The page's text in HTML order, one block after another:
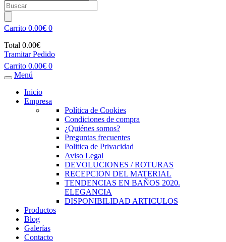
Carrito 0.00€ 0
Total 0.00€
Tramitar Pedido
Carrito 0.00€ 0
Menú
Inicio
Empresa
Política de Cookies
Condiciones de compra
¿Quiénes somos?
Preguntas frecuentes
Politica de Privacidad
Aviso Legal
DEVOLUCIONES / ROTURAS
RECEPCION DEL MATERIAL
TENDENCIAS EN BAÑOS 2020.
ELEGANCIA
DISPONIBILIDAD ARTICULOS
Productos
Blog
Galerías
Contacto